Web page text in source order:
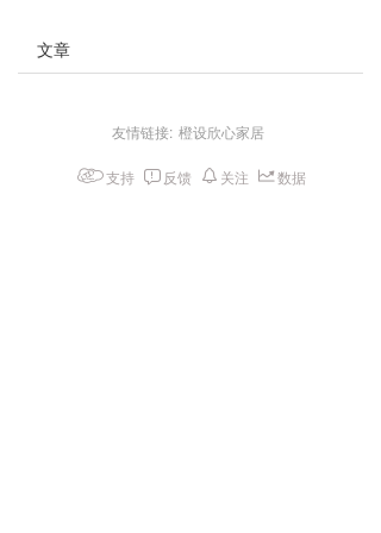
文章
友情链接: 橙设欣心家居
支持 反馈 关注 数据